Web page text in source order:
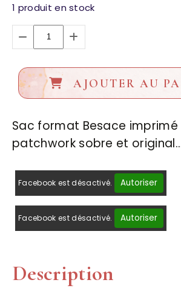
1 produit en stock
AJOUTER AU
Sac format Besace
patchwork sobre et
Facebook est désactivé. Autoriser
Facebook est désactivé. Autoriser
Description